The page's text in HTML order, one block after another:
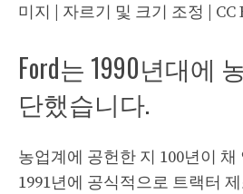
미지 | 자르기 및 크기 조정 | CC
Ford는 1990년대에
단했습니다.
농업계에 공헌한 지 100년이 채
1991년에 공식적으로 트랙터